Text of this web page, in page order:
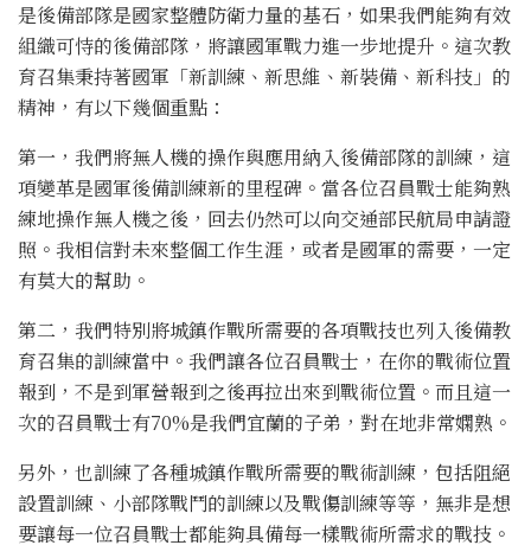
是後備部隊是國家整體防衛力量的基石，如果我們能夠有效
組織可恃的後備部隊，將讓國軍戰力進一步地提升。這次教
育召集秉持著國軍「新訓練、新思維、新裝備、新科技」的
精神，有以下幾個重點：
第一，我們將無人機的操作與應用納入後備部隊的訓練，這
項變革是國軍後備訓練新的里程碑。當各位召員戰士能夠熟
練地操作無人機之後，回去仍然可以向交通部民航局申請證
照。我相信對未來整個工作生涯，或者是國軍的需要，一定
有莫大的幫助。
第二，我們特別將城鎮作戰所需要的各項戰技也列入後備教
育召集的訓練當中。我們讓各位召員戰士，在你的戰術位置
報到，不是到軍營報到之後再拉出來到戰術位置。而且這一
次的召員戰士有70%是我們宜蘭的子弟，對在地非常嫻熟。
另外，也訓練了各種城鎮作戰所需要的戰術訓練，包括阻絕
設置訓練、小部隊戰鬥的訓練以及戰傷訓練等等，無非是想
要讓每一位召員戰士都能夠具備每一樣戰術所需求的戰技。